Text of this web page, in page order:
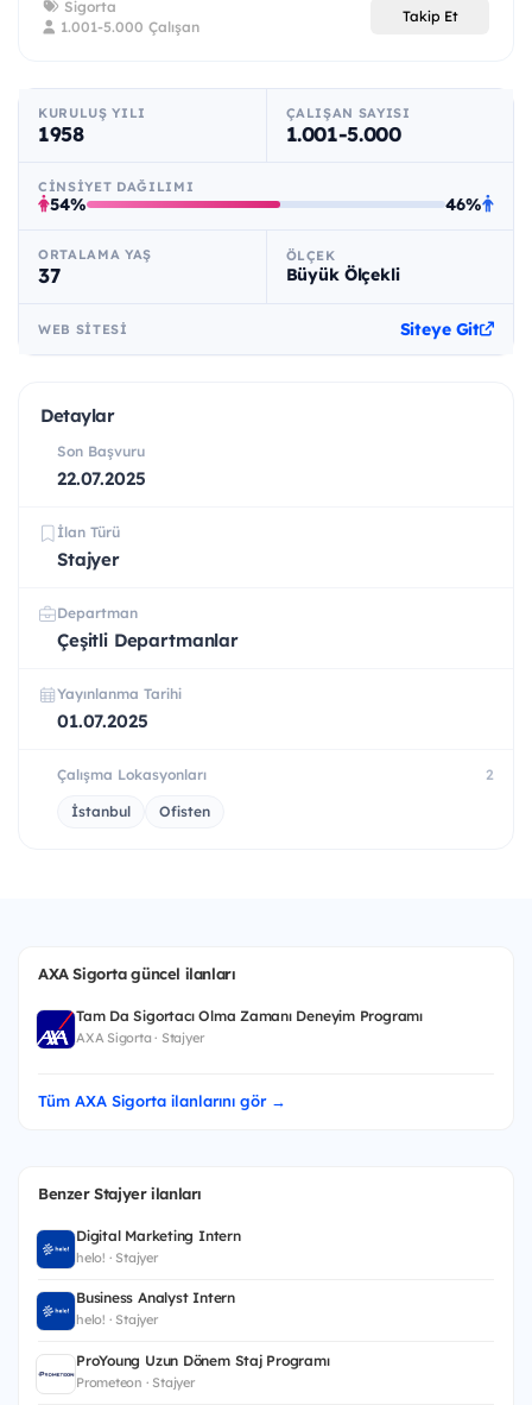
Sigorta
1.001-5.000 Çalışan
Takip Et
KURULUŞ YILI
1958
ÇALIŞAN SAYISI
1.001-5.000
CINSIYET DAĞILIMI
54% 46%
ORTALAMA YAŞ
37
ÖLÇEK
Büyük Ölçekli
WEB SITESI Siteye Git
Detaylar
Son Başvuru
22.07.2025
İlan Türü
Stajyer
Departman
Çeşitli Departmanlar
Yayınlanma Tarihi
01.07.2025
Çalışma Lokasyonları 2
İstanbul Ofisten
AXA Sigorta güncel ilanları
Tam Da Sigortacı Olma Zamanı Deneyim Programı
AXA Sigorta · Stajyer
Tüm AXA Sigorta ilanlarını gör →
Benzer Stajyer ilanları
Digital Marketing Intern
helo! · Stajyer
Business Analyst Intern
helo! · Stajyer
ProYoung Uzun Dönem Staj Programı
Prometeon · Stajyer